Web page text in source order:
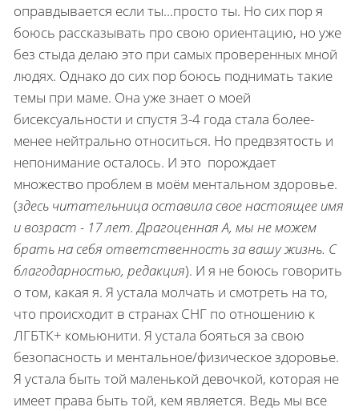
оправдывается если ты...просто ты. Но сих пор я
боюсь рассказывать про свою ориентацию, но уже
без стыда делаю это при самых проверенных мной
людях. Однако до сих пор боюсь поднимать такие
темы при маме. Она уже знает о моей
бисексуальности и спустя 3-4 года стала более-
менее нейтрально относиться. Но предвзятость и
непонимание осталось. И это порождает
множество проблем в моём ментальном здоровье.
(здесь читательница оставила свое настоящее имя
и возраст - 17 лет. Драгоценная А, мы не можем
брать на себя ответственность за вашу жизнь. С
благодарностью, редакция). И я не боюсь говорить
о том, какая я. Я устала молчать и смотреть на то,
что происходит в странах СНГ по отношению к
ЛГБТК+ комьюнити. Я устала бояться за свою
безопасность и ментальное/физическое здоровье.
Я устала быть той маленькой девочкой, которая не
имеет права быть той, кем является. Ведь мы все